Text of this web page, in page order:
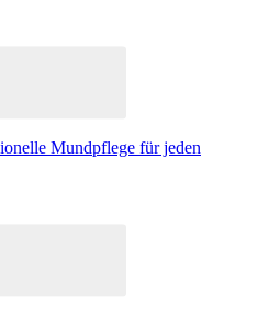
Mundpflege für jeden